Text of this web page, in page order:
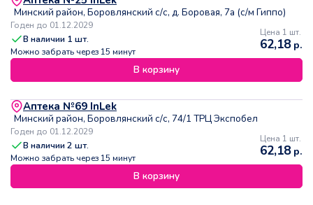
Минский район, Боровлянский с/с, д. Боровая, 7а (с/м Гиппо)
Годен до 01.12.2029
В наличии 1 шт.
Можно забрать через 15 минут
Цена 1 шт.
62,18р.
В корзину
Аптека №69 InLek
Минский район, Боровлянский с/с, 74/1 ТРЦ Экспобел
Годен до 01.12.2029
В наличии2 шт.
Можно забрать через 15 минут
Цена 1 шт.
62,18р.
В корзину